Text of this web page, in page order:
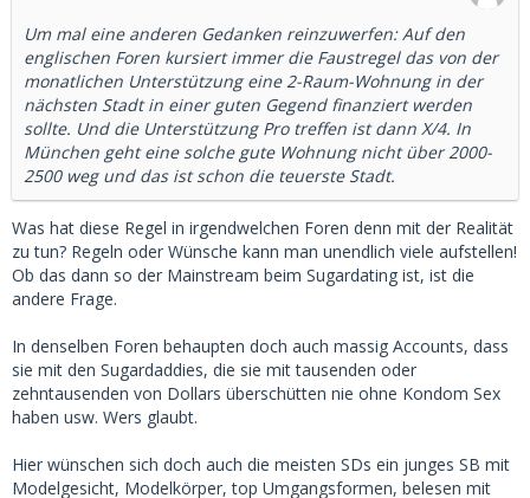
Um mal eine anderen Gedanken reinzuwerfen: Auf den
englischen Foren kursiert immer die Faustregel das von der
monatlichen Unterstützung eine 2-Raum-Wohnung in der
nächsten Stadt in einer guten Gegend finanziert werden
sollte. Und die Unterstützung Pro treffen ist dann X/4. In
München geht eine solche gute Wohnung nicht über 2000-
2500 weg und das ist schon die teuerste Stadt.
Was hat diese Regel in irgendwelchen Foren denn mit der Realität
zu tun? Regeln oder Wünsche kann man unendlich viele aufstellen!
Ob das dann so der Mainstream beim Sugardating ist, ist die
andere Frage.
In denselben Foren behaupten doch auch massig Accounts, dass
sie mit den Sugardaddies, die sie mit tausenden oder
zehntausenden von Dollars überschütten nie ohne Kondom Sex
haben usw. Wers glaubt.
Hier wünschen sich doch auch die meisten SDs ein junges SB mit
Modelgesicht, Modelkörper, top Umgangsformen, belesen mit